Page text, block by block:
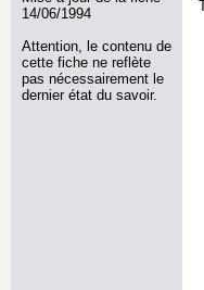
14/06/1994
Attention, le contenu de
cette fiche ne reflète
pas nécessairement le
dernier état du savoir.